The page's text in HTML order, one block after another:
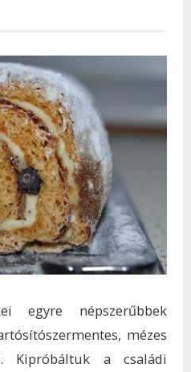
egyre népszerűbbek
mézes
Kipróbáltuk a családi